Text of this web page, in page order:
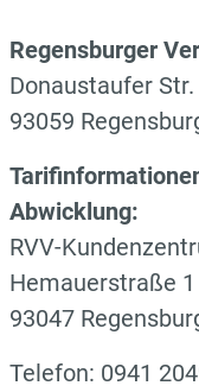
Regensburger
Donaustaufer
93059
Abwicklung:
RVV-
Hemauerstraße 1
93047
Telefon: 0941